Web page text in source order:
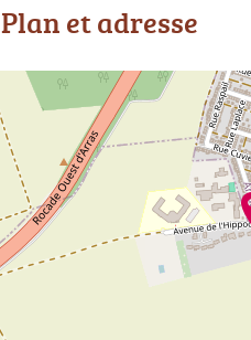
Plan et adresse